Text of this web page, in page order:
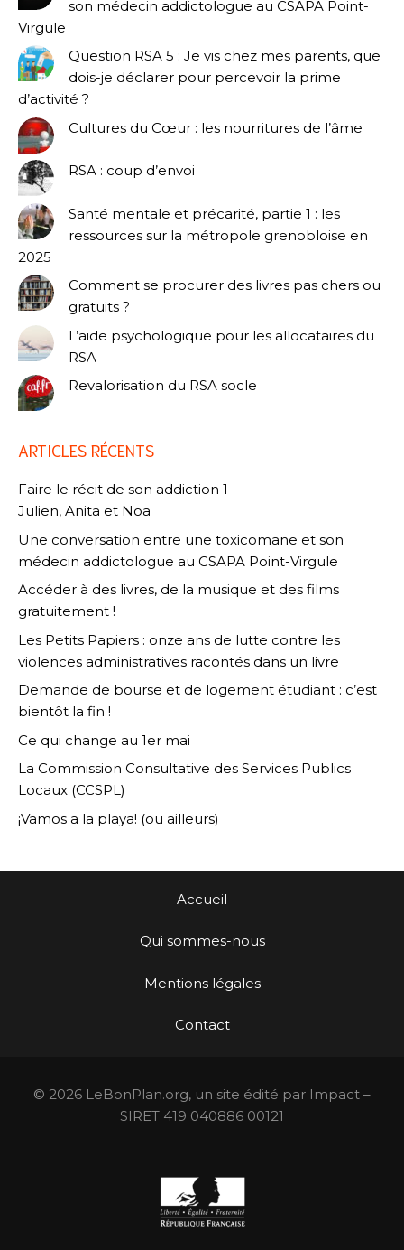
son médecin addictologue au CSAPA Point-
Virgule
Question RSA 5 : Je vis chez mes parents, que
dois-je déclarer pour percevoir la prime
d’activité ?
Cultures du Cœur : les nourritures de l’âme
RSA : coup d’envoi
Santé mentale et précarité, partie 1 : les
ressources sur la métropole grenobloise en
2025
Comment se procurer des livres pas chers ou
gratuits ?
L’aide psychologique pour les allocataires du
RSA
Revalorisation du RSA socle
ARTICLES RÉCENTS
Faire le récit de son addiction 1
Julien, Anita et Noa
Une conversation entre une toxicomane et son
médecin addictologue au CSAPA Point-Virgule
Accéder à des livres, de la musique et des films
gratuitement !
Les Petits Papiers : onze ans de lutte contre les
violences administratives racontés dans un livre
Demande de bourse et de logement étudiant : c’est
bientôt la fin !
Ce qui change au 1er mai
La Commission Consultative des Services Publics
Locaux (CCSPL)
¡Vamos a la playa! (ou ailleurs)
Accueil
Qui sommes-nous
Mentions légales
Contact
© 2026 LeBonPlan.org, un site édité par Impact –
SIRET 419 040886 00121